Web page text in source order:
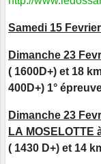
Samedi 15
Dimanche 23
( 1600D+) et 18
400D+) 1°
Dimanche 23
LA MOSELOTTE
( 1430 D+) et 14